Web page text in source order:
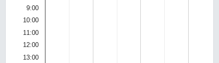
9:00
10:00
11:00
12:00
13:00